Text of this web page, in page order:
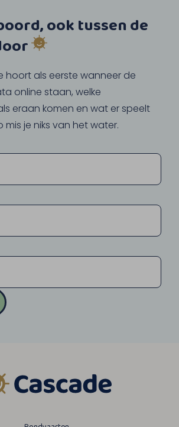
ook tussen de
hoort als eerste wanneer de
online staan, welke
eraan komen en wat er speelt
mis je niks van het water.